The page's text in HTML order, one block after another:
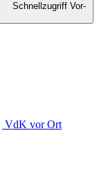
Schnellzugriff Vor-
VdK vor Ort